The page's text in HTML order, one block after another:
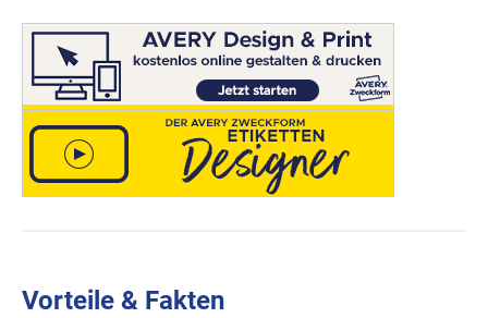
Vorteile & Fakten